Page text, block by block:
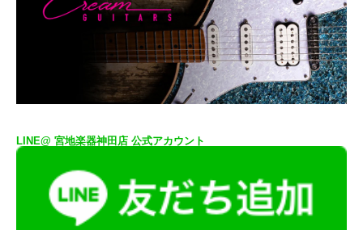
LINE@ 宮地楽器神田店 公式アカウント